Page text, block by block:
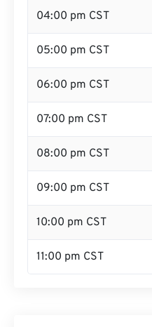
04:00 pm CST
05:00 pm CST
06:00 pm CST
07:00 pm CST
08:00 pm CST
09:00 pm CST
10:00 pm CST
11:00 pm CST